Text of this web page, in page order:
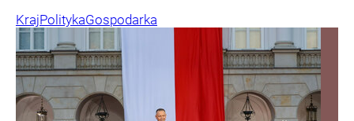
KrajPolitykaGospodarka